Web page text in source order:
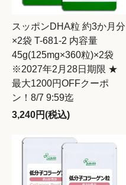
スッポンDHA粒 約3か月分
×2袋 T-681-2 内容量
45g(125mg×360粒)×2袋
※2027年2月28日期限 ★
最大1200円OFFクーポ
ン！8/7 9:59迄
3,240円(税込)